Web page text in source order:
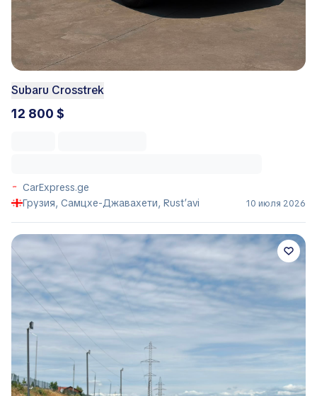
Subaru Crosstrek
12 800 $
CarExpress.ge
Грузия, Самцхе-Джавахети, Rust’avi
10 июля 2026